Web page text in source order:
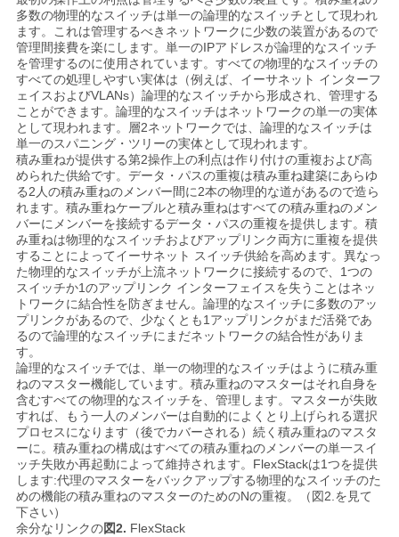
ス
事
件
SITEMAP
プ
ラ
イ
バ
シ
ー
ポ
リ
多数の物理的なスイッチは単一の論理的なスイッチとして現われ
ます。これは管理するべきネットワークに少数の装置があるので
管理間接費を楽にします。単一のIPアドレスが論理的なスイッチ
を管理するのに使用されています。すべての物理的なスイッチの
すべての処理しやすい実体は（例えば、イーサネット インターフ
ェイスおよびVLANs）論理的なスイッチから形成され、管理する
ことができます。論理的なスイッチはネットワークの単一の実体
として現われます。層2ネットワークでは、論理的なスイッチは
単一のスパニング・ツリーの実体として現われます。
積み重ねが提供する第2操作上の利点は作り付けの重複および高
められた供給です。データ・パスの重複は積み重ね建築にあらゆ
る2人の積み重ねのメンバー間に2本の物理的な道があるので造ら
れます。積み重ねケーブルと積み重ねはすべての積み重ねのメン
バーにメンバーを接続するデータ・パスの重複を提供します。積
み重ねは物理的なスイッチおよびアップリンク両方に重複を提供
することによってイーサネット スイッチ供給を高めます。異なっ
た物理的なスイッチが上流ネットワークに接続するので、1つの
スイッチか1のアップリンク インターフェイスを失うことはネッ
トワークに結合性を防ぎません。論理的なスイッチに多数のアッ
プリンクがあるので、少なくとも1アップリンクがまだ活発であ
るので論理的なスイッチにまだネットワークの結合性がありま
す。
論理的なスイッチでは、単一の物理的なスイッチはように積み重
ねのマスター機能しています。積み重ねのマスターはそれ自身を
含むすべての物理的なスイッチを、管理します。マスターが失敗
すれば、もう一人のメンバーは自動的によくとり上げられる選択
プロセスになります（後でカバーされる）続く積み重ねのマスタ
ーに。積み重ねの構成はすべての積み重ねのメンバーの単一スイ
ッチ失敗か再起動によって維持されます。FlexStackは1つを提供
します:代理のマスターをバックアップする物理的なスイッチのた
めの機能の積み重ねのマスターのためのNの重複。（図2.を見て
下さい）
余分なリンクの図2. FlexStack